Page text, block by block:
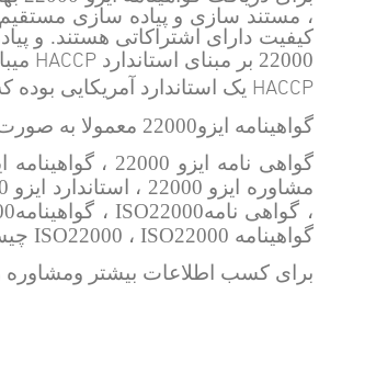
، مستند سازی و پیاده سازی
کیفیت دارای اشتراکاتی هستند. و
22000 بر مبنای استاندارد
HACCP
HACCP یک استاندارد آمریکایی بوده که قبل از ایزو 22000 مورد استفاده
گواهینامه ایزو22000
معمولا به
گواهینامه ISO22000 ، ISO22000 چیست ، کاربردISO22000 ، گواهی نامهISO ، گواهینامهISO ، گواهینامه ISO
برای کسب اطلاعات بیشتر ومشاوره